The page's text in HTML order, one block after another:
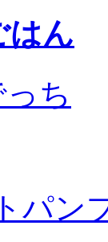
はん
ち
パン